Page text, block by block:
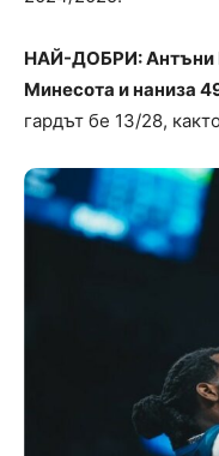
НАЙ-ДОБРИ: Антъни
Минесота и наниза
гардът бе 13/28,